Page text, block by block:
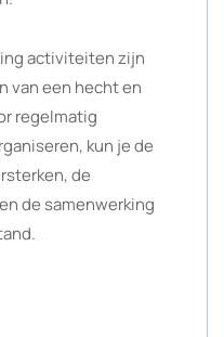
activiteiten zijn
van een hecht en
regelmatig
kun je de
de
de samenwerking